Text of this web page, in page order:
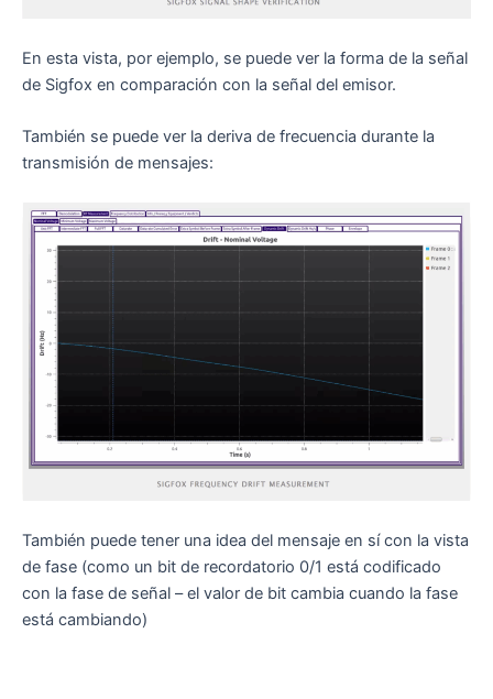
En esta vista, por ejemplo, se puede ver la forma de la señal
de Sigfox en comparación con la señal del emisor.
También se puede ver la deriva de frecuencia durante la
transmisión de mensajes:
También puede tener una idea del mensaje en sí con la vista
de fase (como un bit de recordatorio 0/1 está codificado
con la fase de señal – el valor de bit cambia cuando la fase
está cambiando)